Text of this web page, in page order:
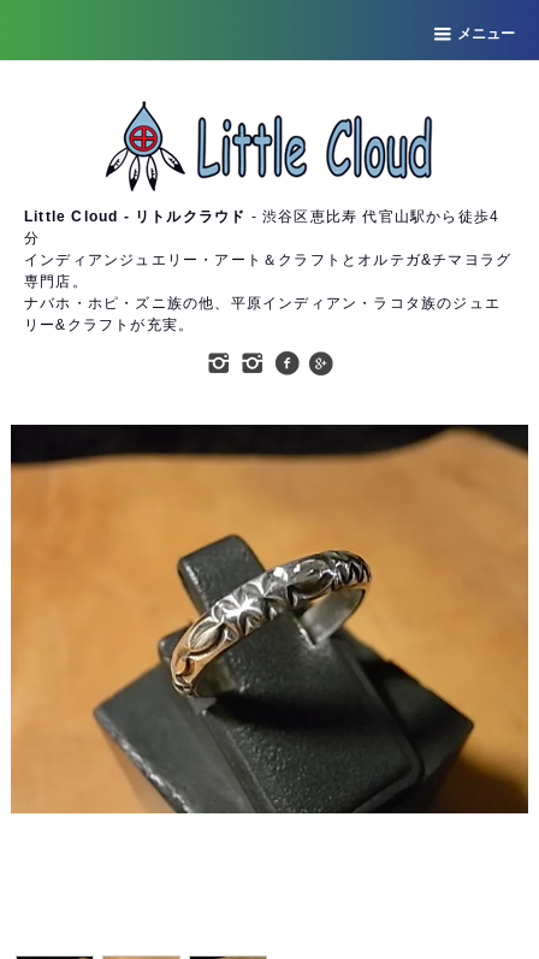
メニュー
Little Cloud - リトルクラウド - 渋谷区恵比寿 代官山駅から徒歩4
分
インディアンジュエリー・アート＆クラフトとオルテガ&チマヨラグ
専門店。
ナバホ・ホピ・ズニ族の他、平原インディアン・ラコタ族のジュエ
リー&クラフトが充実。